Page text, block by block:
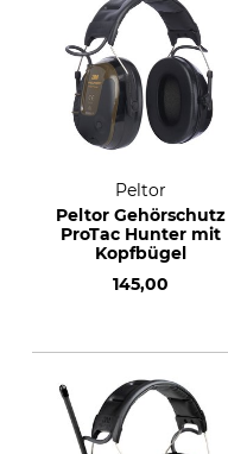
Peltor
Peltor Gehörschutz
ProTac Hunter mit
Kopfbügel
145,00